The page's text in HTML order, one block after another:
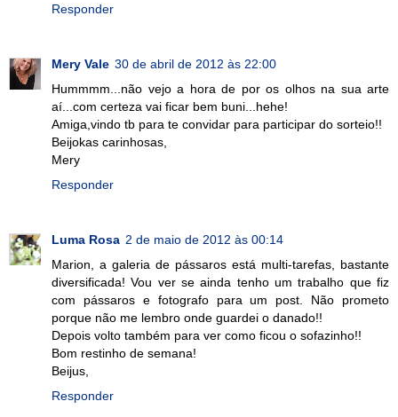
Responder
Mery Vale 30 de abril de 2012 às 22:00
Hummmm...não vejo a hora de por os olhos na sua arte
aí...com certeza vai ficar bem buni...hehe!
Amiga,vindo tb para te convidar para participar do sorteio!!
Beijokas carinhosas,
Mery
Responder
Luma Rosa 2 de maio de 2012 às 00:14
Marion, a galeria de pássaros está multi-tarefas, bastante
diversificada! Vou ver se ainda tenho um trabalho que fiz
com pássaros e fotografo para um post. Não prometo
porque não me lembro onde guardei o danado!!
Depois volto também para ver como ficou o sofazinho!!
Bom restinho de semana!
Beijus,
Responder